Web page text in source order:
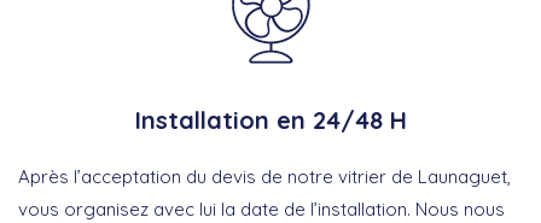
Installation en 24/48 H
Après l’acceptation du devis de notre vitrier de Launaguet,
vous organisez avec lui la date de l’installation. Nous nous